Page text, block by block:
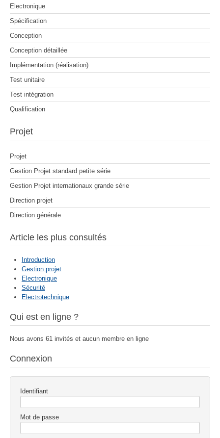
Electronique
Spécification
Conception
Conception détaillée
Implémentation (réalisation)
Test unitaire
Test intégration
Qualification
Projet
Projet
Gestion Projet standard petite série
Gestion Projet internationaux grande série
Direction projet
Direction générale
Article les plus consultés
Introduction
Gestion projet
Electronique
Sécurité
Electrotechnique
Qui est en ligne ?
Nous avons 61 invités et aucun membre en ligne
Connexion
Identifiant
Mot de passe